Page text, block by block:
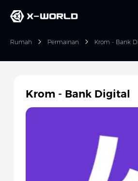
Rumah Permainan Krom - Bank
Krom - Bank Digital